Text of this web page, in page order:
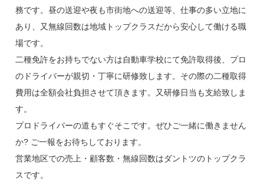
務です。昼の送迎や夜も市街地への送迎等、仕事の多い立地に
あり、又無線回数は地域トップクラスだから安心して働ける職
場です。
二種免許をお持ちでない方は自動車学校にて免許取得後、プロ
のドライバーが親切・丁寧に研修致します。その際の二種取得
費用は全額会社負担させて頂きます。又研修日当も支給致しま
す。
プロドライバーの道もすぐそこです。ぜひご一緒に働きません
か? ご一報をお待ちしております。
営業地区での売上・顧客数・無線回数はダントツのトップクラ
スです。